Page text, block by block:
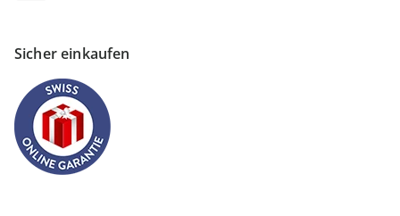
Sicher einkaufen